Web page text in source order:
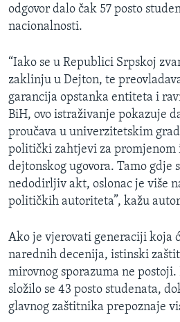
odgovor dalo čak 57 posto
nacionalnosti.
“Iako se u Republici Srpskoj
zaklinju u Dejton, te
garancija opstanka entiteta i
BiH, ovo istraživanje pokazuje
proučava u univerzitetskim
politički zahtjevi za
dejtonskog ugovora. Tamo gdje
nedodirljiv akt, oslonac je više
političkih autoriteta”, kažu
Ako je vjerovati generaciji koja
narednih decenija, istinski
mirovnog sporazuma ne
složilo se 43 posto studenata,
glavnog zaštitnika prepoznaje